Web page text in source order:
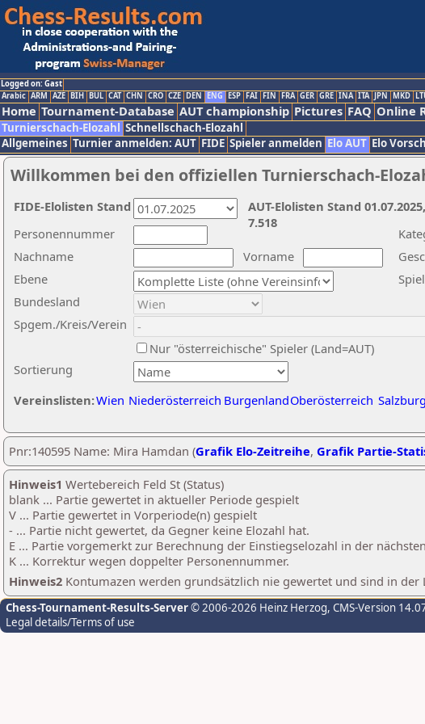
Logged on: Gast
Arabic ARM AZE BIH BUL CAT CHN CRO CZE DEN ENG ESP FAI FIN FRA GER GRE INA ITA JPN MKD
Home Tournament-Database AUT championship Pictures FAQ Online
Turnierschach-Elozahl Schnellschach-Elozahl
Allgemeines Turnier anmelden: AUT FIDE Spieler anmelden Elo AUT Elo
Willkommen bei den offiziellen Turnierschach-
Nachname
Vorname
Ebene
Sortierung
Personennummer
Bundesland
Spgem./Kreis/Verein
Nur "österreichische" Spieler (Land=AUT)
Vereinslisten:Wien Niederösterreich BurgenlandOberösterreich Salzburg
AUT-Elolisten Stand
7.518
FIDE-Elolisten Stand
Pnr:140595 Name: Mira Hamdan (Grafik Elo-Zeitreihe, Grafik Partie-
Hinweis1 Wertebereich Feld St (Status)
blank ... Partie gewertet in aktueller Periode gespielt
V ... Partie gewertet in Vorperiode(n) gespielt
- ... Partie nicht gewertet, da Gegner keine Elozahl hat.
E ... Partie vorgemerkt zur Berechnung der Einstiegselozahl in der
K ... Korrektur wegen doppelter Personennummer.
Hinweis2 Kontumazen werden grundsätzlich nie gewertet und sind in der
Chess-Tournament-Results-Server© 2006-2026 Heinz Herzog, CMS-Version
Legal details/Terms of use